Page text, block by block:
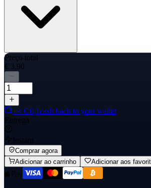
Preço total
€ 3,90
+≈ € 0,1cash back to your wallet
Entrega
Instant
Comprar agora
Adicionar ao carrinho
Adicionar aos